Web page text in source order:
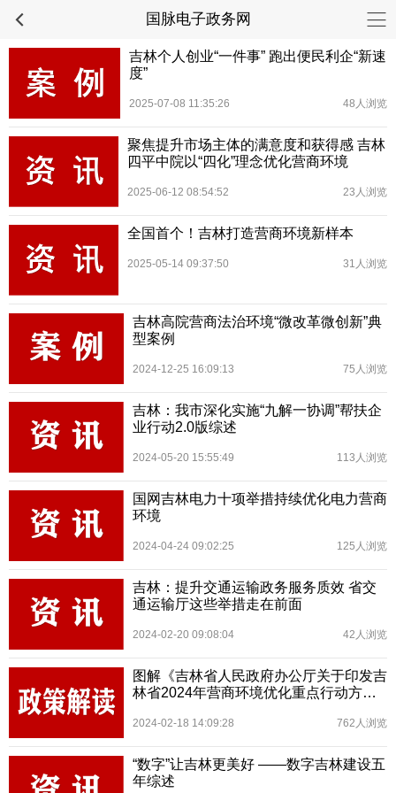
国脉电子政务网
吉林个人创业“一件事” 跑出便民利企“新速
度”
2025-07-08 11:35:26 48人浏览
聚焦提升市场主体的满意度和获得感 吉林
四平中院以“四化”理念优化营商环境
2025-06-12 08:54:52 23人浏览
全国首个！吉林打造营商环境新样本
2025-05-14 09:37:50 31人浏览
吉林高院营商法治环境“微改革微创新”典
型案例
2024-12-25 16:09:13 75人浏览
吉林：我市深化实施“九解一协调”帮扶企
业行动2.0版综述
2024-05-20 15:55:49 113人浏览
国网吉林电力十项举措持续优化电力营商
环境
2024-04-24 09:02:25 125人浏览
吉林：提升交通运输政务服务质效 省交
通运输厅这些举措走在前面
2024-02-20 09:08:04 42人浏览
图解《吉林省人民政府办公厅关于印发吉
林省2024年营商环境优化重点行动方案
2024-02-18 14:09:28 762人浏览
“数字”让吉林更美好 ——数字吉林建设五
年综述